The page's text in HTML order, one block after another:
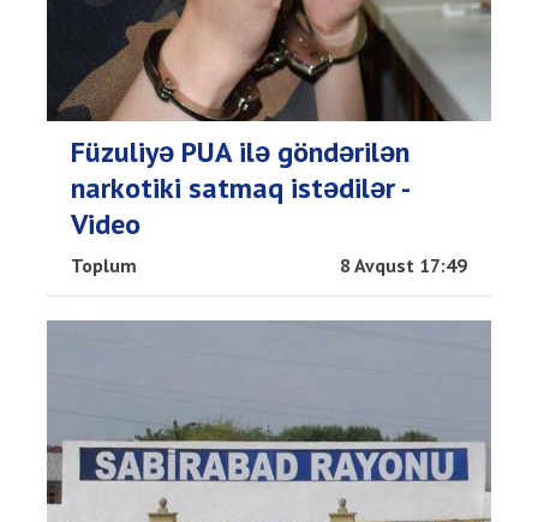
Füzuliyə PUA ilə göndərilən
narkotiki satmaq istədilər -
Video
Toplum 8 Avqust 17:49